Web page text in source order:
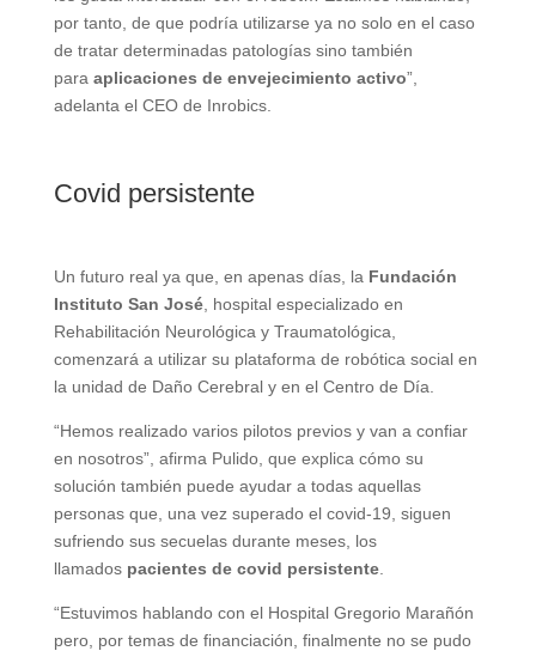
por tanto, de que podría utilizarse ya no solo en el caso
de tratar determinadas patologías sino también
para aplicaciones de envejecimiento activo”,
adelanta el CEO de Inrobics.
Covid persistente
Un futuro real ya que, en apenas días, la Fundación
Instituto San José, hospital especializado en
Rehabilitación Neurológica y Traumatológica,
comenzará a utilizar su plataforma de robótica social en
la unidad de Daño Cerebral y en el Centro de Día.
“Hemos realizado varios pilotos previos y van a confiar
en nosotros”, afirma Pulido, que explica cómo su
solución también puede ayudar a todas aquellas
personas que, una vez superado el covid-19, siguen
sufriendo sus secuelas durante meses, los
llamados pacientes de covid persistente.
“Estuvimos hablando con el Hospital Gregorio Marañón
pero, por temas de financiación, finalmente no se pudo